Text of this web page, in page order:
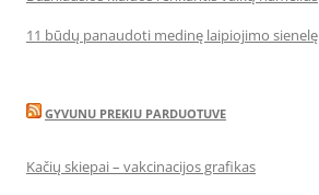
11 būdų panaudoti medinę laipiojimo sienelę
GYVUNU PREKIU PARDUOTUVE
Kačių skiepai – vakcinacijos grafikas